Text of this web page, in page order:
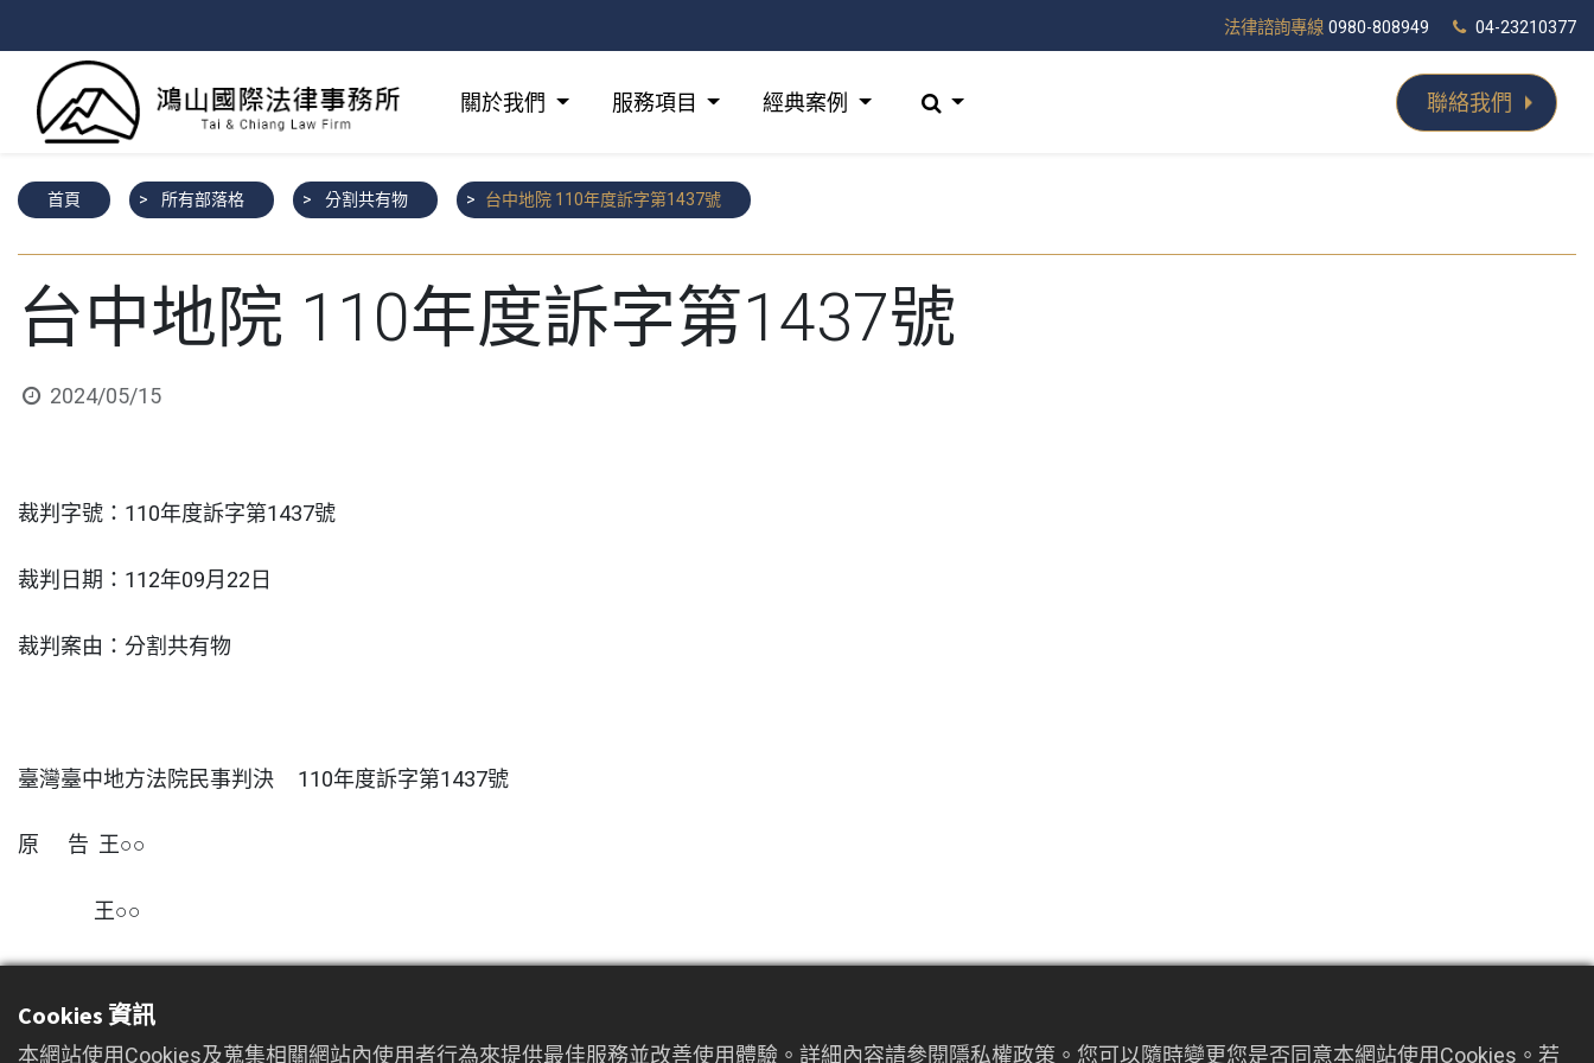
法律諮詢專線 0980-808949 04-23210377
關於我們 服務項目 經典案例 聯絡我們
首頁 所有部落格 分割共有物 台中地院 110年度訴字第1437號
台中地院 110年度訴字第1437號
2024/05/15
裁判字號：110年度訴字第1437號
裁判日期：112年09月22日
裁判案由：分割共有物
臺灣臺中地方法院民事判決 110年度訴字第1437號
原 告 王○○
王○○
Cookies 資訊
本網站使用Cookies及蒐集相關網站內使用者行為來提供最佳服務並改善使用體驗。詳細內容請參閱隱私權政策。您可以隨時變更您是否同意本網站使用Cookies。若